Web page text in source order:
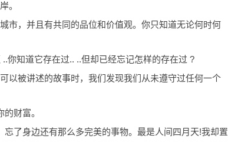
。
市，并且有共同的品位和价值观。你只知道无论何时何
你知道它存在过.. ..但却已经忘记怎样的存在过 ?
以被讲述的故事时，我们发现我们从未遵守过任何一个
财富。
了身边还有那么多完美的事物。最是人间四月天!我却置